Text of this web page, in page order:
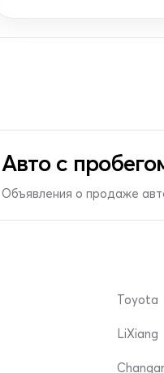
Авто с
Объявления о продаже
Toyota
LiXiang